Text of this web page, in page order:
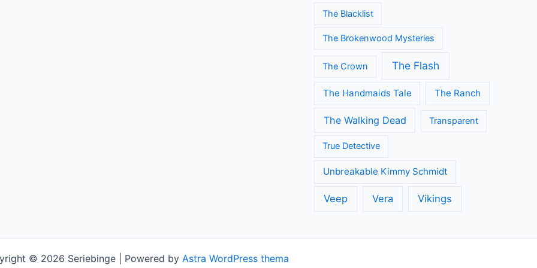
The Blacklist
The Brokenwood Mysteries
The Crown The Flash
The Handmaids Tale The Ranch
The Walking Dead Transparent
True Detective
Unbreakable Kimmy Schmidt
Veep Vera Vikings
© 2026 Seriebinge | Powered by Astra WordPress thema